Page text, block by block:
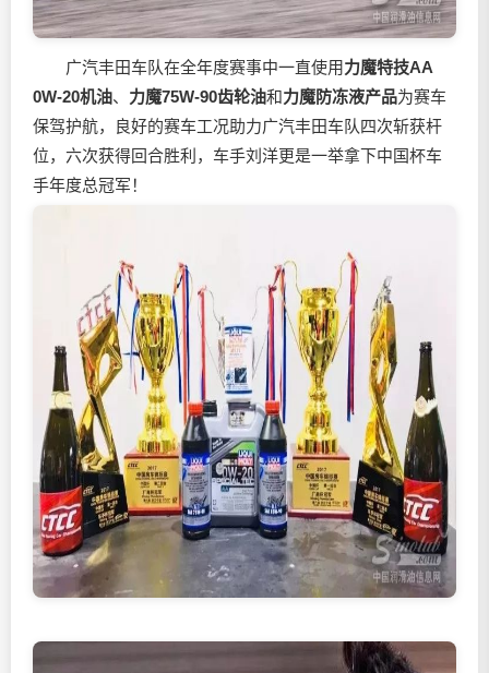
广汽丰田车队在全年度赛事中一直使用力魔特技AA
0W-20机油、 力魔75W-90齿轮油和力魔防冻液产品为赛车
保驾护航，良好的赛车工况助力广汽丰田车队四次斩获杆
位，六次获得回合胜利，车手刘洋更是一举拿下中国杯车
手年度总冠军！